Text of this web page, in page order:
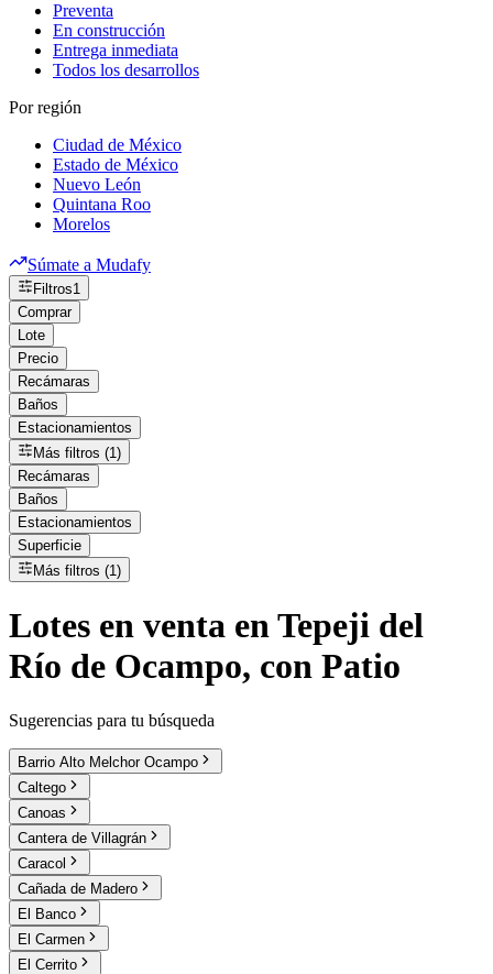
Preventa
En construcción
Entrega inmediata
Todos los desarrollos
Por región
Ciudad de México
Estado de México
Nuevo León
Quintana Roo
Morelos
Súmate a Mudafy
Filtros1
Comprar
Lote
Precio
Recámaras
Baños
Estacionamientos
Más filtros (1)
Recámaras
Baños
Estacionamientos
Superficie
Más filtros (1)
Lotes en venta en Tepeji del
Río de Ocampo, con Patio
Sugerencias para tu búsqueda
Barrio Alto Melchor Ocampo
Caltego
Canoas
Cantera de Villagrán
Caracol
Cañada de Madero
El Banco
El Carmen
El Cerrito